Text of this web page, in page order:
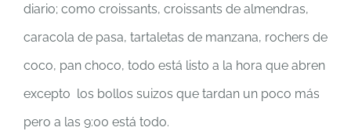
diario; como croissants, croissants de almendras,
caracola de pasa, tartaletas de manzana, rochers de
coco, pan choco, todo está listo a la hora que abren
excepto los bollos suizos que tardan un poco más
pero a las 9:00 está todo.